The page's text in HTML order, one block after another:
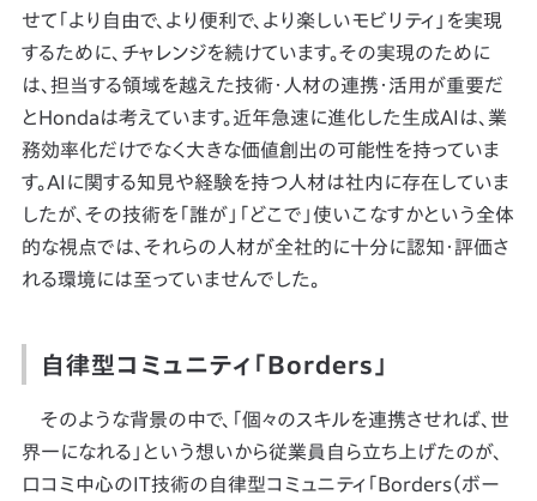
せて「より自由で、より便利で、より楽しいモビリティ」を実現
するために、チャレンジを続けています。その実現のために
は、担当する領域を越えた技術・人材の連携・活用が重要だ
とHondaは考えています。近年急速に進化した生成AIは、業
務効率化だけでなく大きな価値創出の可能性を持っていま
す。AIに関する知見や経験を持つ人材は社内に存在していま
したが、その技術を「誰が」「どこで」使いこなすかという全体
的な視点では、それらの人材が全社的に十分に認知・評価さ
れる環境には至っていませんでした。
自律型コミュニティ「Borders」
そのような背景の中で、「個々のスキルを連携させれば、世
界一になれる」という想いから従業員自ら立ち上げたのが、
口コミ中心のIT技術の自律型コミュニティ「Borders（ボー